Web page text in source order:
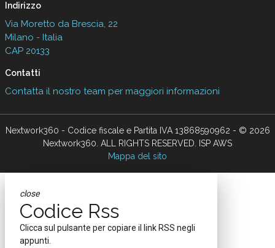
Indirizzo
Via Moretto da Brescia, 22
Milano - Italia
CAP 20133
Contatti
Contatta il nostro team per maggiori informazioni
Nextwork360 - Codice fiscale e Partita IVA 13868590962 - © 2026
Nextwork360. ALL RIGHTS RESERVED. ISP AWS
Mappa del sito
close
Codice Rss
Clicca sul pulsante per copiare il link RSS negli
appunti.